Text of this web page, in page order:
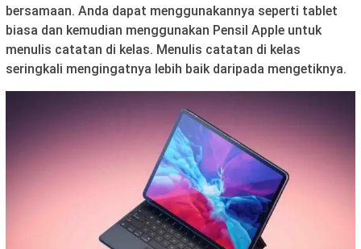
bersamaan. Anda dapat menggunakannya seperti tablet
biasa dan kemudian menggunakan Pensil Apple untuk
menulis catatan di kelas. Menulis catatan di kelas
seringkali mengingatnya lebih baik daripada mengetiknya.